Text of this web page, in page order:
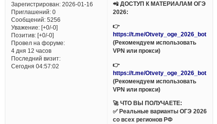
Зарегистрирован: 2026-01-16
Приглашений:0
Сообщений:5256
Уважение: [+0/-0]
Позитив: [+0/-0]
Провел на форуме:
4 дня 12 часов
Последний визит:
Сегодня 04:57:02
📲 ДОСТУП К МАТЕРИАЛАМ ОГЭ
2026:
👉
https://t.me/Otvety_oge_2026_bot
(Рекомендуем использовать
VPN или прокси)
👉
https://t.me/Otvety_oge_2026_bot
(Рекомендуем использовать
VPN или прокси)
🚀 ЧТО ВЫ ПОЛУЧАЕТЕ:
✅ Реальные варианты ОГЭ 2026
со всех регионов РФ